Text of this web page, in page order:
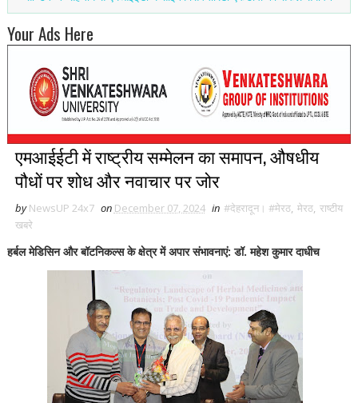
Your Ads Here
एमआईईटी में राष्ट्रीय सम्मेलन का समापन, औषधीय
पौधों पर शोध और नवाचार पर जोर
by NewsUP 24x7 on December 07, 2024 in #देहरादून। #मेरठ, मेरठ, राष्टीय
खबरे
हर्बल मेडिसिन और बॉटनिकल्स के क्षेत्र में अपार संभावनाएं: डॉ. महेश कुमार दाधीच